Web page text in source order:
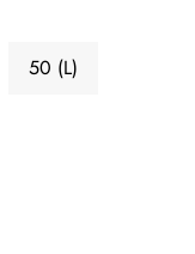
50 (L)